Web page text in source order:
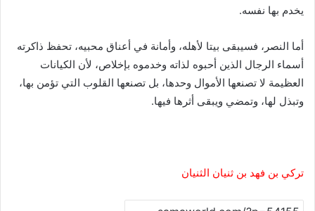
يخدم بها نفسه.
أما النصر، فسيبقى بيتا لأهله، وأمانة في أعناق محبيه، تحفظ ذاكرته
أسماء الرجال الذين أحبوه لذاته وخدموه بإخلاص، لأن الكيانات
العظيمة لا تصنعها الأموال وحدها، بل تصنعها القلوب التي تؤمن بها،
وتبذل لها، وتمضي ويبقى أثرها فيها.
تركي بن فهد بن ثنيان الثنيان